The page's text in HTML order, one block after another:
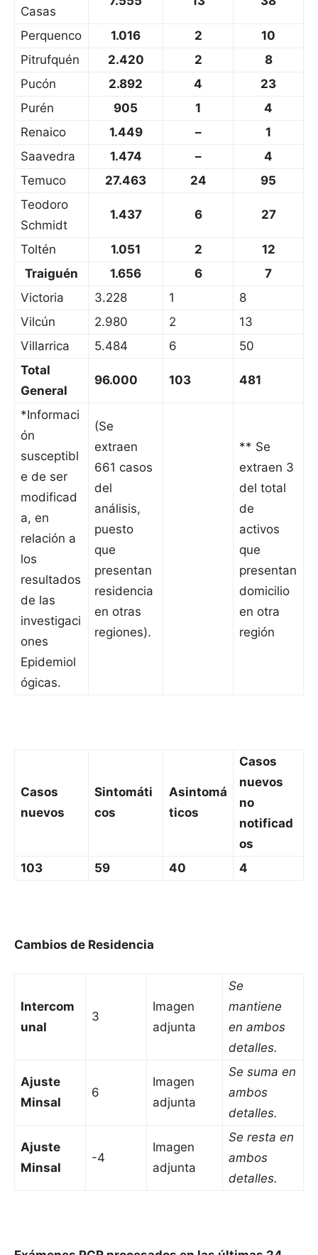
Casas
Perquenco 1.016 2
10
Pitrufquén
2.420 2
8
Pucón
2.892 4
23
Purén
905 1
4
Renaico
1.449 –
1
Saavedra
1.474 –
4
Temuco
27.463 24
95
Teodoro
Schmidt
1.437 6 27
Toltén 1.051 2
12
Traiguén
1.656 6
7
Victoria
3.228 1
8
Vilcún
2.980 2
13
Villarrica
5.484 6
50
Total
General
96.000 103 481
*Informaci
ón
susceptibl
e de ser
modificad
a, en
relación a
los
resultados
de las
investigaci
ones
Epidemiol
ógicas.
(Se
extraen
661 casos
del
análisis,
puesto
que
presentan
residencia
en otras
regiones).
** Se
extraen 3
del total
de
activos
que
presentan
domicilio
en otra
región
Casos
nuevos
Sintomáti
cos
Asintomá
ticos
Casos
nuevos
no
notificad
os
103
59 40 4
Cambios de Residencia
Intercom
unal
3
Imagen
adjunta
Se
mantiene
en ambos
detalles.
Ajuste
Minsal
6
Imagen
adjunta
Se suma en
ambos
detalles.
Ajuste
Minsal
-4
Imagen
adjunta
Se resta en
ambos
detalles.